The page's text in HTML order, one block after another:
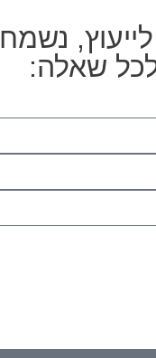
נשמח
שאלה: